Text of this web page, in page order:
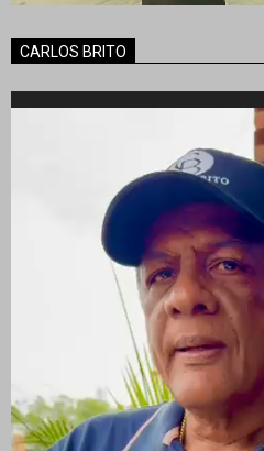
CARLOS BRITO
Reproductor